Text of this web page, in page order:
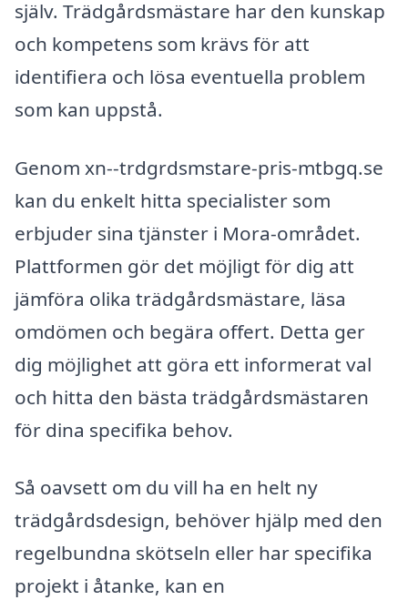
själv. Trädgårdsmästare har den kunskap
och kompetens som krävs för att
identifiera och lösa eventuella problem
som kan uppstå.
Genom xn--trdgrdsmstare-pris-mtbgq.se
kan du enkelt hitta specialister som
erbjuder sina tjänster i Mora-området.
Plattformen gör det möjligt för dig att
jämföra olika trädgårdsmästare, läsa
omdömen och begära offert. Detta ger
dig möjlighet att göra ett informerat val
och hitta den bästa trädgårdsmästaren
för dina specifika behov.
Så oavsett om du vill ha en helt ny
trädgårdsdesign, behöver hjälp med den
regelbundna skötseln eller har specifika
projekt i åtanke, kan en